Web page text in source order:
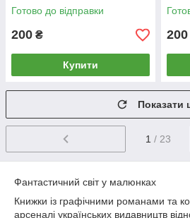
Готово до відправки
200 ₴
Купити
200
Показати
1 / 23
Фантастичний світ у малюнках
Книжки із графічними романами та
арсеналі українських видавництв